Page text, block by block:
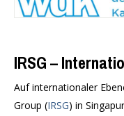
IRSG –
Auf internationaler
Group (IRSG) in